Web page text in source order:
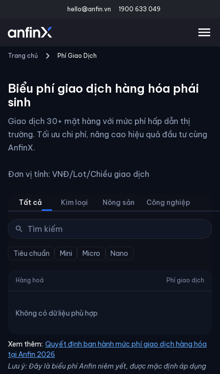
hello@anfin.vn 1900 633 049
Trang chủ Phí Giao Dịch
Biểu phí giao dịch hàng hóa phái
sinh
Giao dịch 30+ mặt hàng với mức phí hấp dẫn thị
trường. Tối ưu chi phí, nâng cao hiệu quả đầu tư cùng
AnfinX.
Đơn vị tính: VNĐ/Lot/Chiều giao dịch
Tất cả Kim loại Nông sản Công nghiệp
Tiêu chuẩn Mini Micro Nano
Hàng hoá Phí giao dịch
Không có dữ liệu phù hợp
Xem thêm: Quyết định ban hành mức phí giao dịch hàng hóa
tại Anfin 2026
Lưu ý: Đây là biểu phí Anfin niêm yết, được mặc định áp dụng